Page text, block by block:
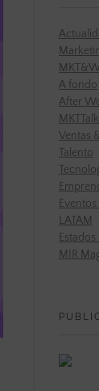
A fondo
After
Ventas
Talento
LATAM
MIR